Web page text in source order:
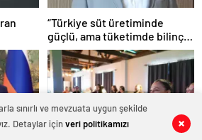
“Türkiye süt üretiminde
güçlü, ama tüketimde bilinç
şart”
sınırlı ve mevzuata uygun şekilde
Detaylar içinveri politikamızı